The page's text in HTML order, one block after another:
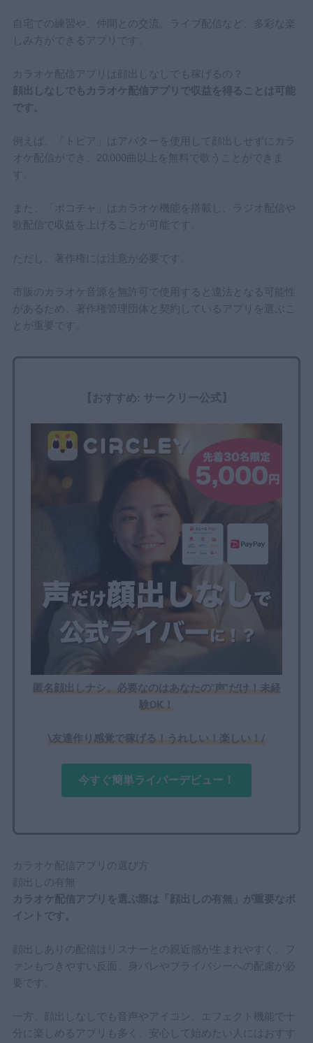
自宅での練習や、仲間との交流、ライブ配信など、多彩な楽
しみ方ができるアプリです。
カラオケ配信アプリは顔出しなしでも稼げるの？
​顔出しなしでもカラオケ配信アプリで収益を得ることは可能
です。
​例えば、「トピア」はアバターを使用して顔出しせずにカラ
オケ配信ができ、20,000曲以上を無料で歌うことができま
す。 ​
また、「ポコチャ」はカラオケ機能を搭載し、ラジオ配信や
歌配信で収益を上げることが可能です。
ただし、著作権には注意が必要です。
​市販のカラオケ音源を無許可で使用すると違法となる可能性
があるため、著作権管理団体と契約しているアプリを選ぶこ
とが重要です。
【おすすめ: サークリー公式】
匿名顔出しナシ、必要なのはあなたの"声"だけ！未経
験OK！
\友達作り感覚で稼げる！うれしい！楽しい！/
今すぐ簡単ライバーデビュー！
カラオケ配信アプリの選び方
顔出しの有無
カラオケ配信アプリを選ぶ際は「顔出しの有無」が重要なポ
イントです。
顔出しありの配信はリスナーとの親近感が生まれやすく、フ
ァンもつきやすい反面、身バレやプライバシーへの配慮が必
要です。
一方、顔出しなしでも音声やアイコン、エフェクト機能で十
分に楽しめるアプリも多く、安心して始めたい人にはおすす